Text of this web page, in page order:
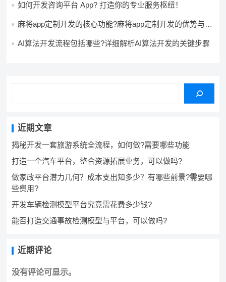
如何开发咨询平台 App? 打造你的专业服务枢纽！
麻将app定制开发的核心功能?麻将app定制开发的优势与注
AI算法开发流程包括哪些?详细解析AI算法开发的关键步骤
近期文章
揭秘开发一套旅游系统全流程，如何做?需要哪些功能
打造一个汽车平台，整合资源拓展业务，可以做吗?
做家政平台潜力几何？成本支出知多少？有哪些前景?需要哪
些费用?
开发车辆检测模型平台究竟需花费多少钱?
能否打造交通事故检测模型与平台，可以做吗?
近期评论
没有评论可显示。